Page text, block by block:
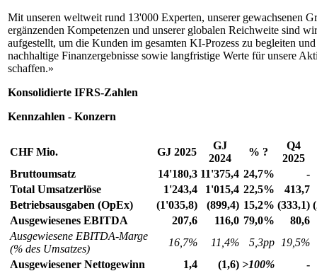
Mit unseren weltweit rund 13'000 Experten, unserer gewachsenen
ergänzenden Kompetenzen und unserer globalen Reichweite sind
aufgestellt, um die Kunden im gesamten KI-Prozess zu begleiten
nachhaltige Finanzergebnisse sowie langfristige Werte für unsere
schaffen.»
Konsolidierte IFRS-Zahlen
Kennzahlen - Konzern
CHF Mio. GJ 2025
GJ
2024
% ?
Q4
2025
Bruttoumsatz
14'180,3 11'375,4 24,7%
-
Total Umsatzerlöse
1'243,4 1'015,4 22,5%
413,7
Betriebsausgaben (OpEx)
(1'035,8) (899,4) 15,2% (333,1)
Ausgewiesenes EBITDA
207,6 116,0 79,0%
80,6
Ausgewiesene EBITDA-Marge
(% des Umsatzes)
16,7% 11,4% 5,3pp
19,5%
Ausgewiesener Nettogewinn
1,4 (1,6) >100%
-